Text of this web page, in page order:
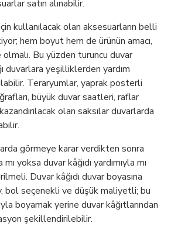
satın alınabilir.
kullanılacak olan aksesuarların belli
hem boyut hem de ürünün amacı,
Bu yüzden turuncu duvar
duvarlara yeşilliklerden yardım
Teraryumlar, yaprak posterli
büyük duvar saatleri, raflar
olan saksılar duvarlarda
görmeye karar verdikten sonra
yoksa duvar kâğıdı yardımıyla mı
Duvar kâğıdı duvar boyasına
bol seçenekli ve düşük maliyetli; bu
boyamak yerine duvar kâğıtlarından
şekillendirilebilir.